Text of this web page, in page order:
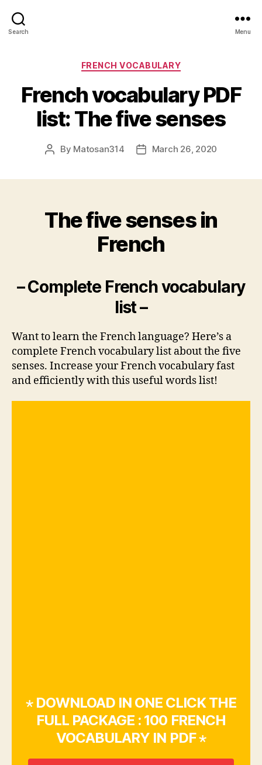
Search Menu
Categories
FRENCH VOCABULARY
French vocabulary PDF
list: The five senses
Post
By Matosan314
PostMarch 26, 2020
The five senses in
French
– Complete French vocabulary
list –
Want to learn the French language? Here’s a
complete French vocabulary list about the five
senses. Increase your French vocabulary fast
and efficiently with this useful words list!
⋆ DOWNLOAD IN ONE CLICK THE
FULL PACKAGE : 100 FRENCH
VOCABULARY IN PDF ⋆